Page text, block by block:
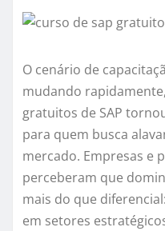
O cenário de
mudando
gratuitos de SAP
para quem busca
mercado. Empresas e
perceberam que
mais do que
em setores